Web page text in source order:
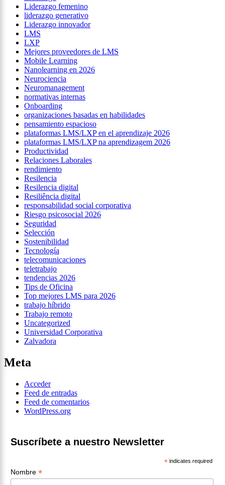
Liderazgo femenino
liderazgo generativo
Liderazgo innovador
LMS
LXP
Mejores proveedores de LMS
Mobile Learning
Nanolearning en 2026
Neurociencia
Neuromanagement
normativas internas
Onboarding
organizaciones basadas en habilidades
pensamiento espacioso
plataformas LMS/LXP en el aprendizaje 2026
plataformas LMS/LXP na aprendizagem 2026
Productividad
Relaciones Laborales
rendimiento
Resilencia
Resilencia digital
Resiliência digital
responsabilidad social corporativa
Riesgo psicosocial 2026
Seguridad
Selección
Sostenibilidad
Tecnología
telecomunicaciones
teletrabajo
tendencias 2026
Tips de Oficina
Top mejores LMS para 2026
trabajo híbrido
Trabajo remoto
Uncategorized
Universidad Corporativa
Zalvadora
Meta
Acceder
Feed de entradas
Feed de comentarios
WordPress.org
Suscríbete a nuestro Newsletter
* indicates required
Nombre *